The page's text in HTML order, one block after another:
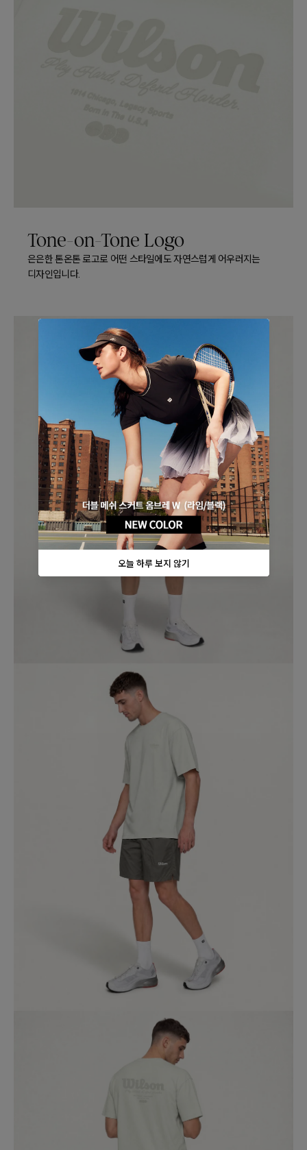
Tone-on-Tone Logo
은은한 톤온톤 로고로 어떤 스타일에도 자연스럽게 어우러지는
디자인입니다.